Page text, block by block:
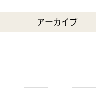
アーカイブ